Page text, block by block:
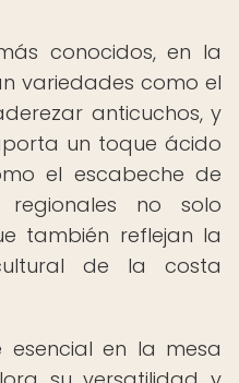
conocidos, en la
variedades como el
anticuchos, y
un toque ácido
el escabeche de
regionales no solo
también reflejan la
de la costa
esencial en la mesa